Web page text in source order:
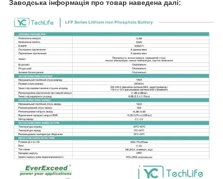
Заводська інформація про товар наведена далі: